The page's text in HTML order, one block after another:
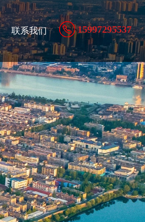
15997295537
联系我们